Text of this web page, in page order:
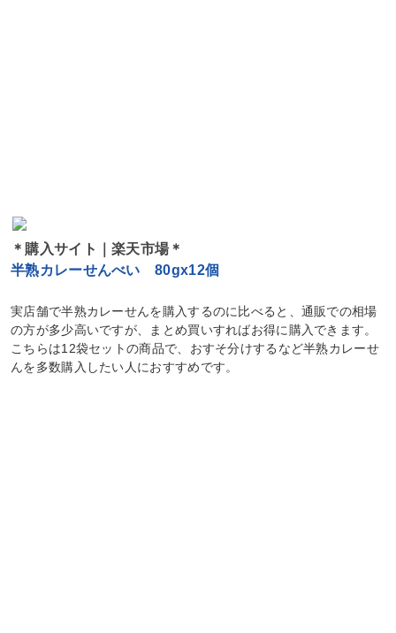
＊購入サイト｜楽天市場＊
半熟カレーせんべい 80gx12個
実店舗で半熟カレーせんを購入するのに比べると、通販での相場
の方が多少高いですが、まとめ買いすればお得に購入できます。
こちらは12袋セットの商品で、おすそ分けするなど半熟カレーせ
んを多数購入したい人におすすめです。